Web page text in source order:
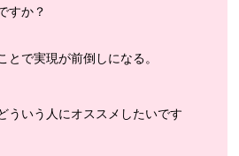
すか？
とで実現が前倒しになる。
ういう人にオススメしたいです